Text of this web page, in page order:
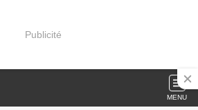
Publicité
MENU